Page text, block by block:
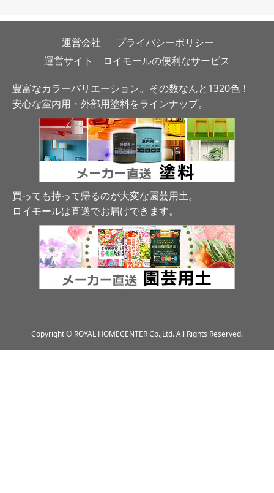
運営会社
プライバシーポリシー
運営サイト　ロイモールの便利なサービス
豊富なカラーバリエーション。その数なんと1320色！
安心な室内用・外部用塗料をラインナップ。
買っても持って帰るのが大変な園芸用土。
ロイモールは直送でお届けできます。
Copyright © ROYAL HOMECENTER Co.,Ltd. All Rights Reserved.